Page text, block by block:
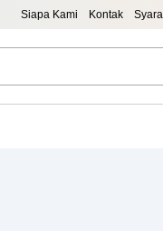
Siapa Kami Kontak